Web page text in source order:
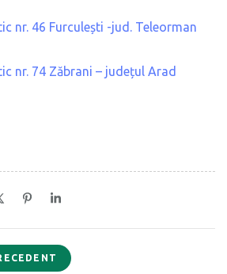
nr. 46 Furculești -jud. Teleorman
nr. 74 Zăbrani – județul Arad